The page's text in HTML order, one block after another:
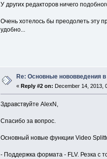
У других редакторов ничего
Очень хотелось бы преодолеть эту
удобно...
Re: Основные нововведения в
«Reply #2 on: December 14, 2013,
Здравствуйте AlexN,
Спасибо за вопрос.
Основный новые функции Video
- Поддержка формата - FLV. Резка с